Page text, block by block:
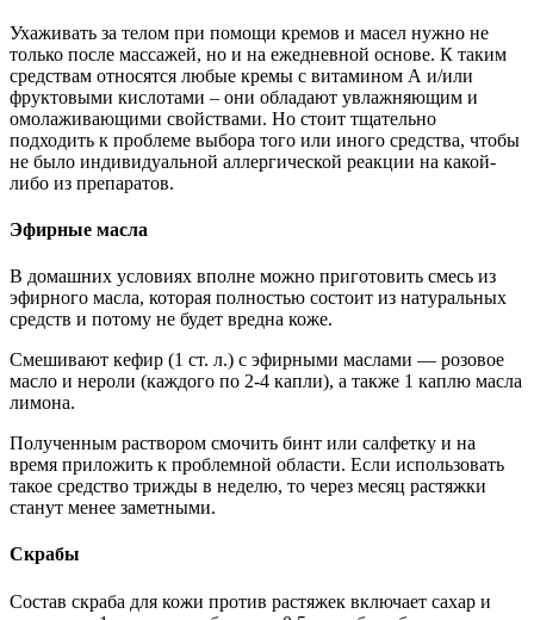
Ухаживать за телом при помощи кремов и масел нужно не
только после массажей, но и на ежедневной основе. К таким
средствам относятся любые кремы с витамином А и/или
фруктовыми кислотами – они обладают увлажняющим и
омолаживающими свойствами. Но стоит тщательно
подходить к проблеме выбора того или иного средства, чтобы
не было индивидуальной аллергической реакции на какой-
либо из препаратов.
Эфирные масла
В домашних условиях вполне можно приготовить смесь из
эфирного масла, которая полностью состоит из натуральных
средств и потому не будет вредна коже.
Смешивают кефир (1 ст. л.) с эфирными маслами — розовое
масло и нероли (каждого по 2-4 капли), а также 1 каплю масла
лимона.
Полученным раствором смочить бинт или салфетку и на
время приложить к проблемной области. Если использовать
такое средство трижды в неделю, то через месяц растяжки
станут менее заметными.
Скрабы
Состав скраба для кожи против растяжек включает сахар и